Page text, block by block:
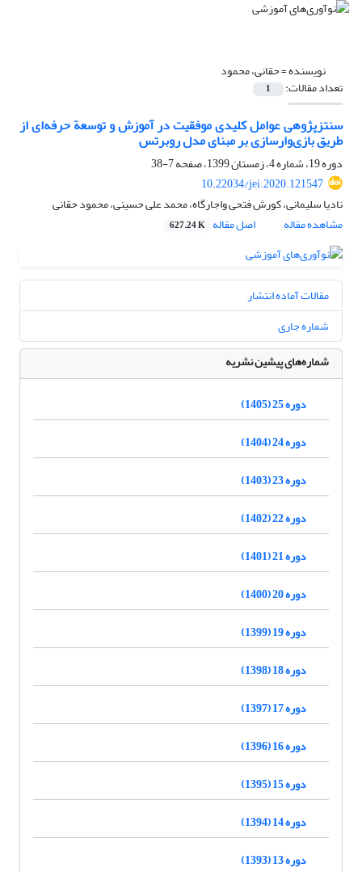
نویسنده =حقانی، محمود
تعداد مقالات: 1
سنتزپژوهی عوامل کلیدی موفقیت در آموزش و توسعة حرفه‌ای از
طریق بازی‌وارسازی بر مبنای مدل روبرتس
دوره 19، شماره 4، زمستان 1399، صفحه
7-38
10.22034/jei.2020.121547
نادیا سلیمانی، کورش فتحی واجارگاه، محمد علی حسینی، محمود حقانی
مشاهده مقاله
اصل مقاله 627.24 K
مقالات آماده انتشار
شماره جاری
شماره‌های پیشین نشریه
دوره 25 (1405)
دوره 24 (1404)
دوره 23 (1403)
دوره 22 (1402)
دوره 21 (1401)
دوره 20 (1400)
دوره 19 (1399)
دوره 18 (1398)
دوره 17 (1397)
دوره 16 (1396)
دوره 15 (1395)
دوره 14 (1394)
دوره 13 (1393)